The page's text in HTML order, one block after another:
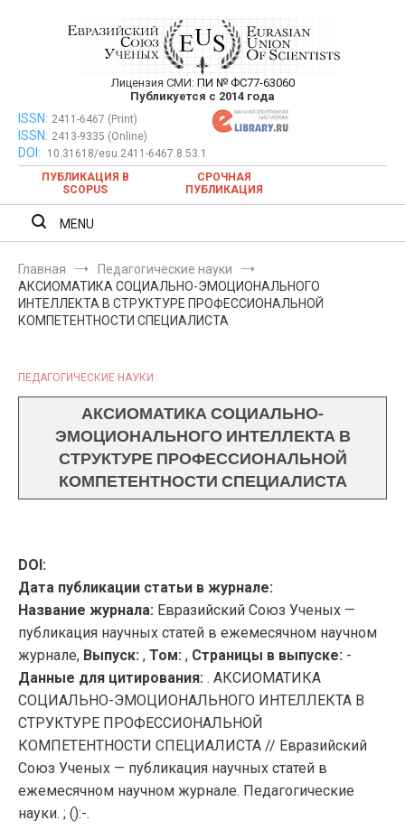
Евразийский Союз Ученых —
публикация научных статей в
ежемесячном научном журнале
Лицензия СМИ: ПИ № ФС77-63060
Публикуется с 2014 года
Евразийский Союз Ученых — публикация научных статей в
ежемесячном научном журнале
ISSN: 2411-6467 (Print)
ISSN: 2413-9335 (Online)
DOI:
10.31618/esu.2411-6467.8.53.1
ПУБЛИКАЦИЯ В
SCOPUS
СРОЧНАЯ
ПУБЛИКАЦИЯ
MENU
Главная
Педагогические науки
АКСИОМАТИКА СОЦИАЛЬНО-ЭМОЦИОНАЛЬНОГО
ИНТЕЛЛЕКТА В СТРУКТУРЕ ПРОФЕССИОНАЛЬНОЙ
КОМПЕТЕНТНОСТИ СПЕЦИАЛИСТА
ПЕДАГОГИЧЕСКИЕ НАУКИ
АКСИОМАТИКА СОЦИАЛЬНО-
ЭМОЦИОНАЛЬНОГО ИНТЕЛЛЕКТА В
СТРУКТУРЕ ПРОФЕССИОНАЛЬНОЙ
КОМПЕТЕНТНОСТИ СПЕЦИАЛИСТА
DOI:
Дата публикации статьи в журнале:
Название журнала: Евразийский Союз Ученых —
публикация научных статей в ежемесячном научном
журнале, Выпуск: , Том: , Страницы в выпуске: -
Данные для цитирования: . АКСИОМАТИКА
СОЦИАЛЬНО-ЭМОЦИОНАЛЬНОГО ИНТЕЛЛЕКТА В
СТРУКТУРЕ ПРОФЕССИОНАЛЬНОЙ
КОМПЕТЕНТНОСТИ СПЕЦИАЛИСТА // Евразийский
Союз Ученых — публикация научных статей в
ежемесячном научном журнале. Педагогические
науки. ; ():-.